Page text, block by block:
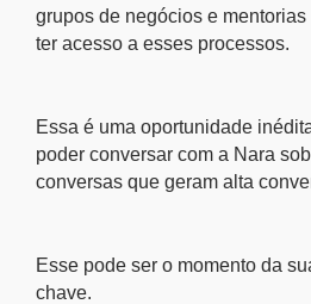
grupos de negócios e
ter acesso a esses processos.
Essa é uma oportunidade
poder conversar com a Nara
conversas que geram alta
Esse pode ser o momento da
chave.